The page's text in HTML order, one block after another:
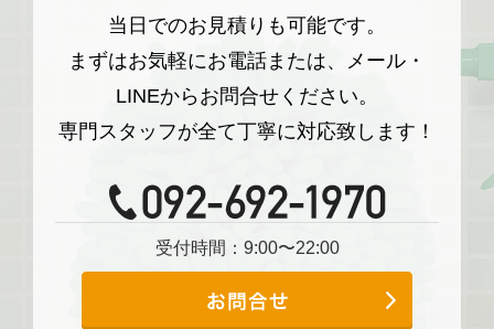
当日でのお見積りも可能です。
まずはお気軽にお電話または、メール・
LINEからお問合せください。
専門スタッフが全て丁寧に対応致します！
受付時間：9:00〜22:00